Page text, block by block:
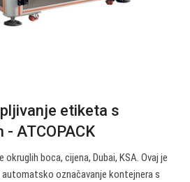
etiketa s
ATCOPACK
boca, cijena, Dubai, KSA. Ovaj je
označavanje kontejnera s